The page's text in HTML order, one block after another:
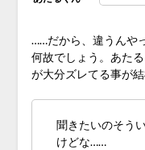
……だから、違うんやっ
何故でしょう。あた
が大分ズレてる事が結
聞きたいのそう
けどな……